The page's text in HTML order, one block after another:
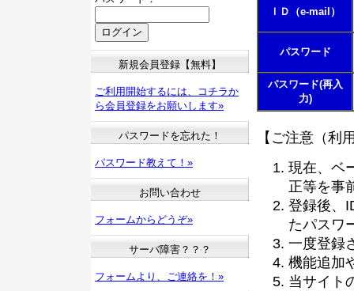
ＩＤ（e-mail）
パスワード
パスワード(再入
力)
【ご注意（利
現在、ベ
正等を事
登録後、
たパスワ
一度登録
機能追加
当サイト
新規会員登録【無料】
ご利用開始するには、コチラか
ら会員登録をお願いします»
パスワードを忘れた！
パスワード教えて！»
お問い合わせ
フォームからどうぞ»
サーバ障害？？？
フォームより、ご連絡を！»